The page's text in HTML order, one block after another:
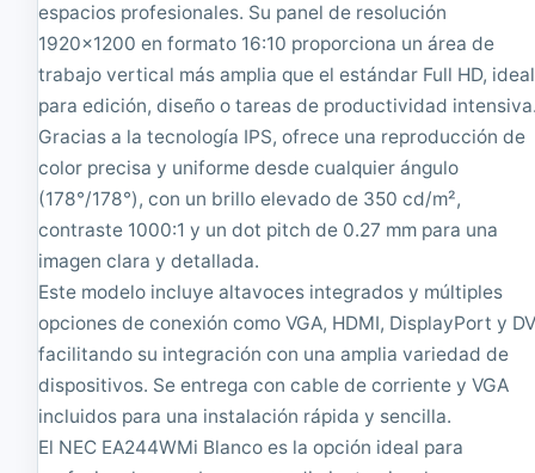
espacios profesionales. Su panel de resolución
1920x1200 en formato 16:10 proporciona un área de
trabajo vertical más amplia que el estándar Full HD, ideal
para edición, diseño o tareas de productividad
Gracias a la tecnología IPS, ofrece una reproducción de
color precisa y uniforme desde cualquier ángulo
(178°/178°), con un brillo elevado de 350 cd/m²,
contraste 1000:1 y un dot pitch de 0.27 mm para una
imagen clara y detallada.
Este modelo incluye altavoces integrados y múltiples
opciones de conexión como VGA, HDMI, DisplayPort y
facilitando su integración con una amplia variedad de
dispositivos. Se entrega con cable de corriente y VGA
incluidos para una instalación rápida y sencilla.
El NEC EA244WMi Blanco es la opción ideal para